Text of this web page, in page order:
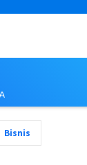
Bisnis